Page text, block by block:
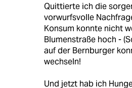
Quittierte ich die
vorwurfsvolle
Konsum konnte nicht
Blumenstraße hoch -
auf der Bernburger
wechseln!
Und jetzt hab ich